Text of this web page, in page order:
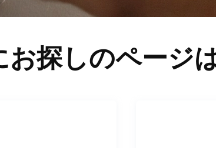
お探しのページ